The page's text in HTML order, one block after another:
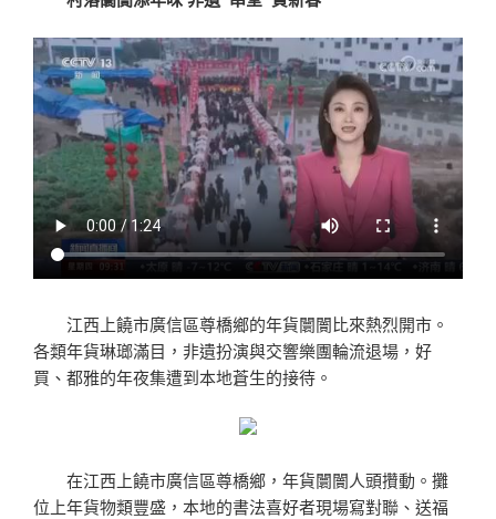
江西上饒市廣信區尊橋鄉的年貨闤闠比來熱烈開市。
各類年貨琳瑯滿目，非遺扮演與交響樂團輪流退場，好
買、都雅的年夜集遭到本地蒼生的接待。
在江西上饒市廣信區尊橋鄉，年貨闤闠人頭攢動。攤
位上年貨物類豐盛，本地的書法喜好者現場寫對聯、送福